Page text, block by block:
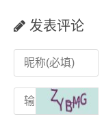
发表评论